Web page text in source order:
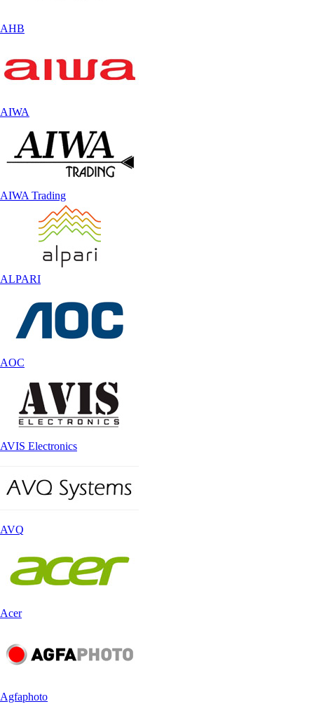
AHB
AIWA
AIWA Trading
ALPARI
AOC
AVIS Electronics
AVQ
Acer
Agfaphoto